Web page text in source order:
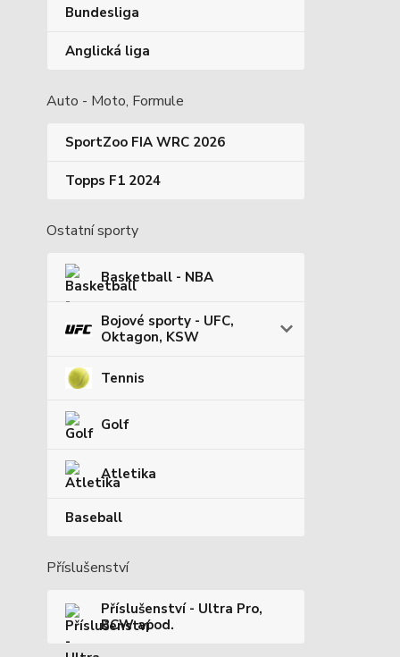
Bundesliga
Anglická liga
Auto - Moto, Formule
SportZoo FIA WRC 2026
Topps F1 2024
Ostatní sporty
Basketball - NBA
Bojové sporty - UFC,
Oktagon, KSW
Tennis
Golf
Atletika
Baseball
Příslušenství
Příslušenství - Ultra Pro,
BCW apod.